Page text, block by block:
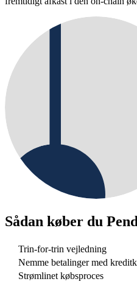
Sådan køber du
Trin-for-trin vejledning
Nemme betalinger med
Strømlinet købsproces